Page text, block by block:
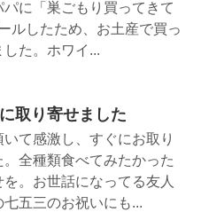
に「巣ごもり買ってきて
ルしたため、お土産で買っ
た。ホワイ...
取り寄せました
て感激し、すぐにお取り
全種類食べてみたかった
。お世話になってる友人
五三のお祝いにも...